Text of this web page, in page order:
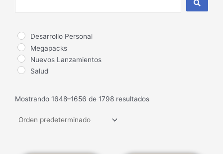
Desarrollo Personal
Megapacks
Nuevos Lanzamientos
Salud
Mostrando 1648–1656 de 1798 resultados